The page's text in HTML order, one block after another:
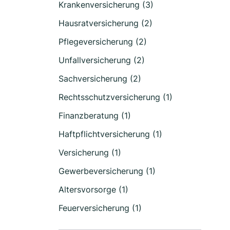
Krankenversicherung (3)
Hausratversicherung (2)
Pflegeversicherung (2)
Unfallversicherung (2)
Sachversicherung (2)
Rechtsschutzversicherung (1)
Finanzberatung (1)
Haftpflichtversicherung (1)
Versicherung (1)
Gewerbeversicherung (1)
Altersvorsorge (1)
Feuerversicherung (1)